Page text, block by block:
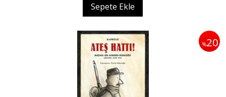
Sepete Ekle
%20